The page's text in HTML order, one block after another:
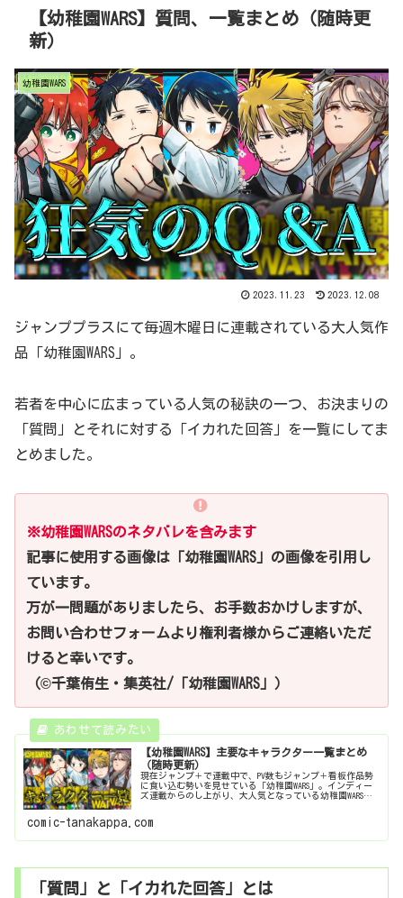
【幼稚園WARS】質問、一覧まとめ（随時更
新）
幼稚園WARS
2023.11.23 2023.12.08
ジャンププラスにて毎週木曜日に連載されている大人気作
品「幼稚園WARS」。
若者を中心に広まっている人気の秘訣の一つ、お決まりの
「質問」とそれに対する「イカれた回答」を一覧にしてま
とめました。
※幼稚園WARSのネタバレを含みます
記事に使用する画像は「幼稚園WARS」の画像を引用し
ています。
万が一問題がありましたら、お手数おかけしますが、
お問い合わせフォームより権利者様からご連絡いただ
けると幸いです。
（©千葉侑生・集英社/「幼稚園WARS」）
【幼稚園WARS】主要なキャラクター一覧まとめ
（随時更新）
現在ジャンプ＋で連載中で、PV数もジャンプ＋看板作品勢
に食い込む勢いを見せている「幼稚園WARS」。インディー
ズ連載からのし上がり、大人気となっている幼稚園WARSに
comic-tanakappa.com
「質問」と「イカれた回答」とは